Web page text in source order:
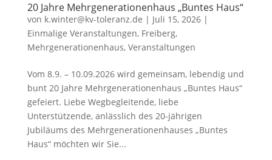
20 Jahre Mehrgenerationenhaus „Buntes Haus“
von k.winter@kv-toleranz.de | Juli 15, 2026|
Einmalige Veranstaltungen, Freiberg,
Mehrgenerationenhaus, Veranstaltungen
Vom 8.9. – 10.09.2026 wird gemeinsam, lebendig und
bunt 20 Jahre Mehrgenerationenhaus „Buntes Haus“
gefeiert. Liebe Wegbegleitende, liebe
Unterstützende, anlässlich des 20-jährigen
Jubiläums des Mehrgenerationenhauses „Buntes
Haus“ möchten wir Sie...